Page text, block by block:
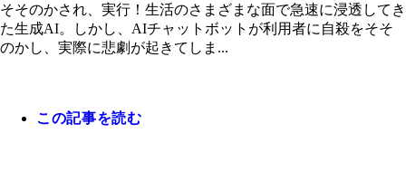
ChatGPTに感情があるか質問してみたところ、お
ような回答が得られた。大手サービスであればこ
自主規制がされていると思われるが、今後出てく
文章生成AIの仕組みは、基本的には穴埋め問題と
大量に学習したテキストを基に、次の言葉として
そそのかされ、実行！生活のさまざまな面で急速に浸透してき
た生成AI。しかし、AIチャットボットが利用者に自殺をそそ
のかし、実際に悲劇が起きてしま...
この記事を読む